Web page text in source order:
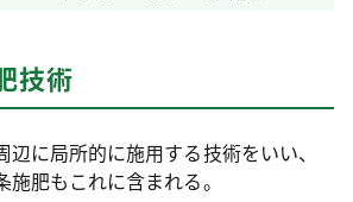
技術
に局所的に施用する技術をいい、
肥もこれに含まれる。